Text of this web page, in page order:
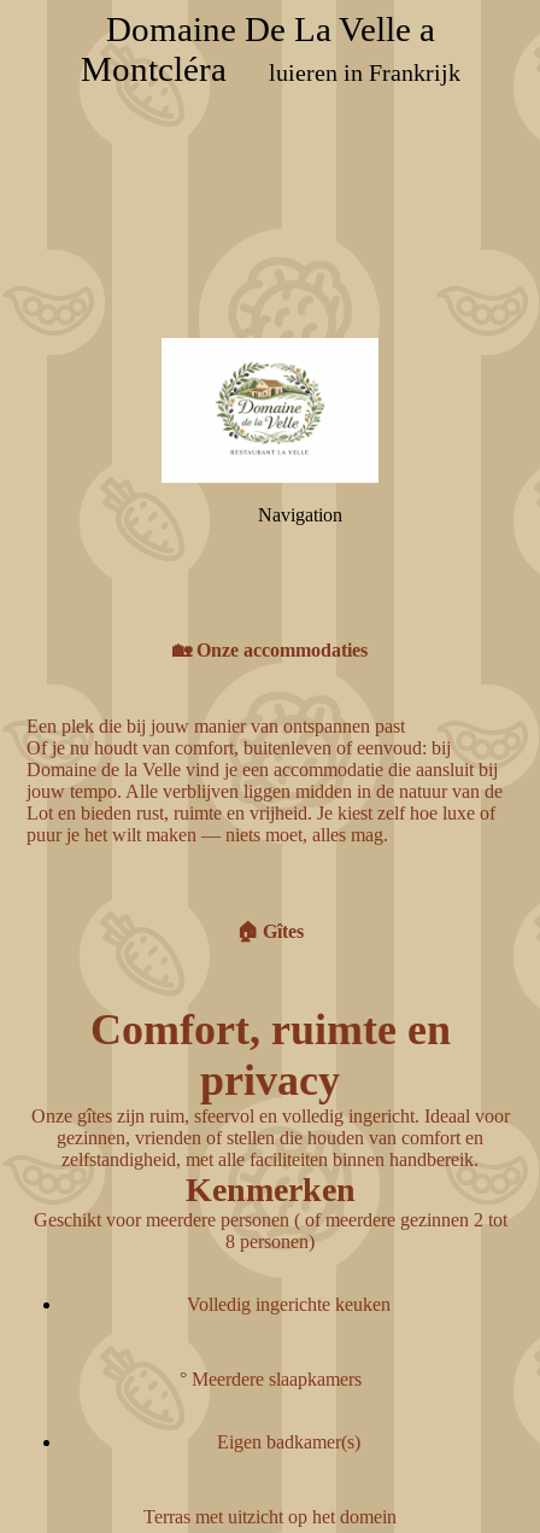
Domaine De La Velle a
Montcléra luieren in Frankrijk
Navigation
🏡 Onze accommodaties
Een plek die bij jouw manier van ontspannen past
Of je nu houdt van comfort, buitenleven of eenvoud: bij
Domaine de la Velle vind je een accommodatie die aansluit bij
jouw tempo. Alle verblijven liggen midden in de natuur van de
Lot en bieden rust, ruimte en vrijheid. Je kiest zelf hoe luxe of
puur je het wilt maken — niets moet, alles mag.
🏠 Gîtes
Comfort, ruimte en
privacy
Onze gîtes zijn ruim, sfeervol en volledig ingericht. Ideaal voor
gezinnen, vrienden of stellen die houden van comfort en
zelfstandigheid, met alle faciliteiten binnen handbereik.
Kenmerken
Geschikt voor meerdere personen ( of meerdere gezinnen 2 tot
8 personen)
Volledig ingerichte keuken
° Meerdere slaapkamers
Eigen badkamer(s)
Terras met uitzicht op het domein